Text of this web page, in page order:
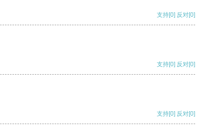
支持[0] 反对[0]
支持[0] 反对[0]
支持[0] 反对[0]